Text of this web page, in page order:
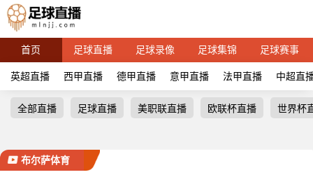
首页 足球直播 足球录像 足球集锦 足球赛事
英超直播 西甲直播 德甲直播 意甲直播 法甲直播 中超直
全部直播 足球直播 美职联直播 欧联杯直播 世界杯
布尔萨体育